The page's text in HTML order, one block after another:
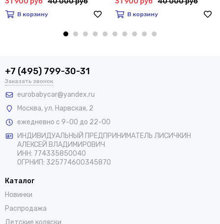
В корзину В корзину
+7 (495) 799-30-31
Заказать звонок
eurobabycar@yandex.ru
Москва,ул. Нарвская, 2
ежедневно с 9-00 до 22-00
ИНДИВИДУАЛЬНЫЙ ПРЕДПРИНИМАТЕЛЬ ЛИСИЧКИН
АЛЕКСЕЙ ВЛАДИМИРОВИЧ
ИНН: 774335850040
ОГРНИП: 325774600345870
Каталог
Новинки
Распродажа
Детские коляски